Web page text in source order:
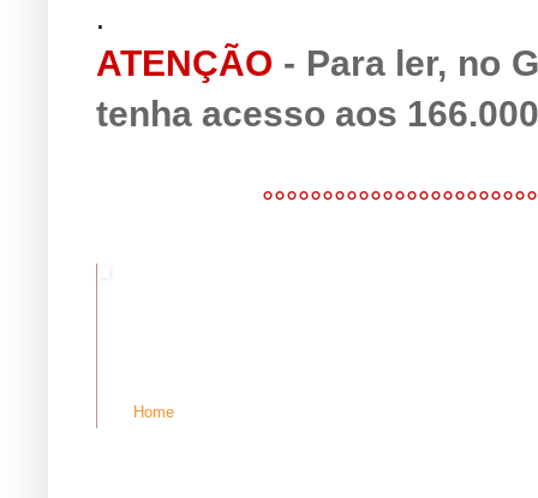
.
ATENÇÃO - Para ler, no
tenha acesso aos
Home